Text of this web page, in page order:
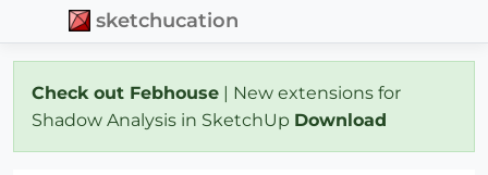
sketchucation
Check out Febhouse | New extensions for
Shadow Analysis in SketchUp Download